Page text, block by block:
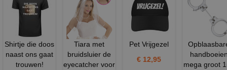
Shirtje die doos
naast ons gaat
trouwen!
Tiara met
bruidsluier de
eyecatcher voor
Pet Vrijgezel
€ 12,95
mega groot